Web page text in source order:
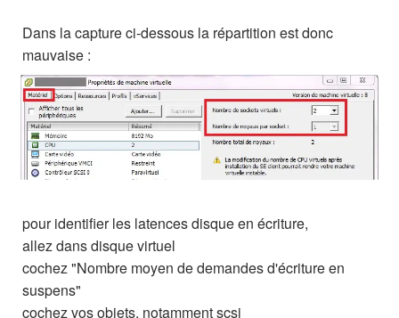
Dans la capture ci-dessous la répartition est donc
mauvaise :
pour identifier les latences disque en écriture,
allez dans disque virtuel
cochez "Nombre moyen de demandes d'écriture en
suspens"
cochez vos objets, notamment scsi